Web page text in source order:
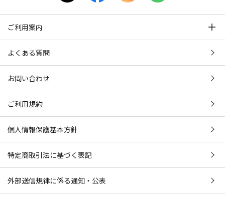
ご利用案内
よくある質問
お問い合わせ
ご利用規約
個人情報保護基本方針
特定商取引法に基づく表記
外部送信規律に係る通知・公表